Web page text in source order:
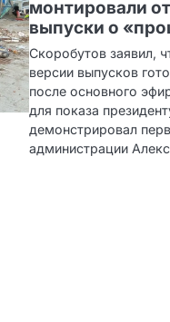
монтировали
выпуски о
Скоробутов заявил,
версии выпусков
после основного
для показа
демонстрировал
администрации